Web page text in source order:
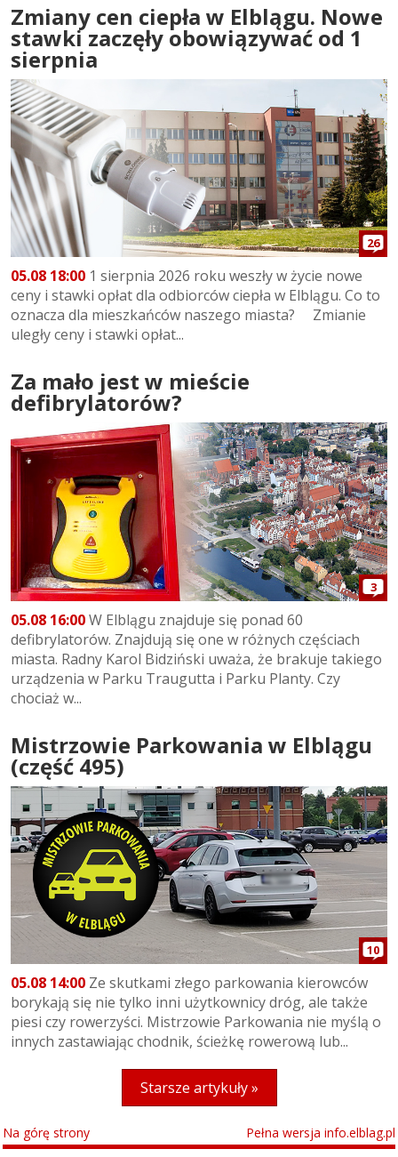
Zmiany cen ciepła w Elblągu. Nowe
stawki zaczęły obowiązywać od 1
sierpnia
26
05.08 18:00 1 sierpnia 2026 roku weszły w życie nowe
ceny i stawki opłat dla odbiorców ciepła w Elblągu. Co to
oznacza dla mieszkańców naszego miasta? Zmianie
uległy ceny i stawki opłat...
Za mało jest w mieście
defibrylatorów?
3
05.08 16:00W Elblągu znajduje się ponad 60
defibrylatorów. Znajdują się one w różnych częściach
miasta. Radny Karol Bidziński uważa, że brakuje takiego
urządzenia w Parku Traugutta i Parku Planty. Czy
chociaż w...
Mistrzowie Parkowania w Elblągu
(część 495)
10
05.08 14:00 Ze skutkami złego parkowania kierowców
borykają się nie tylko inni użytkownicy dróg, ale także
piesi czy rowerzyści. Mistrzowie Parkowania nie myślą o
innych zastawiając chodnik, ścieżkę rowerową lub...
Starsze artykuły »
Na górę strony Pełna wersja info.elblag.pl